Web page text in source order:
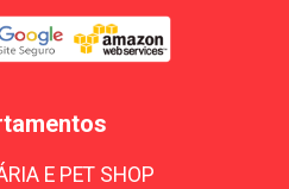
E PET SHOP